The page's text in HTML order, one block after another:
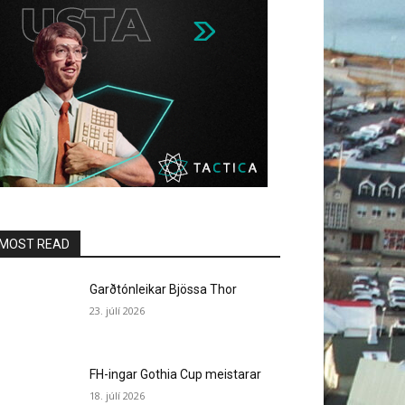
READ
Garðtónleikar Bjössa Thor
23. júlí 2026
FH-ingar Gothia Cup meistarar
18. júlí 2026